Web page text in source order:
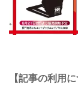
【記事の利用に